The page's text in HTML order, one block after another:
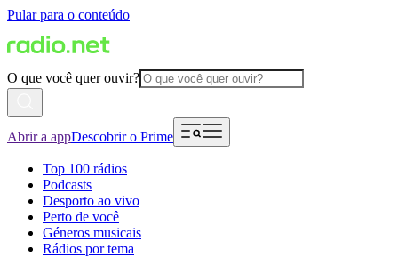
Pular para o conteúdo
O que você quer ouvir?
Abrir a appDescobrir o Prime
Top 100 rádios
Podcasts
Desporto ao vivo
Perto de você
Géneros musicais
Rádios por tema